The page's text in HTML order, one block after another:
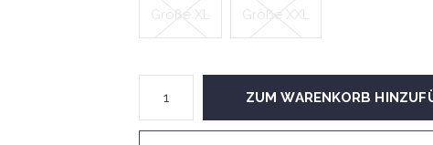
Größe XL Größe XXL
ZUM WARENKORB